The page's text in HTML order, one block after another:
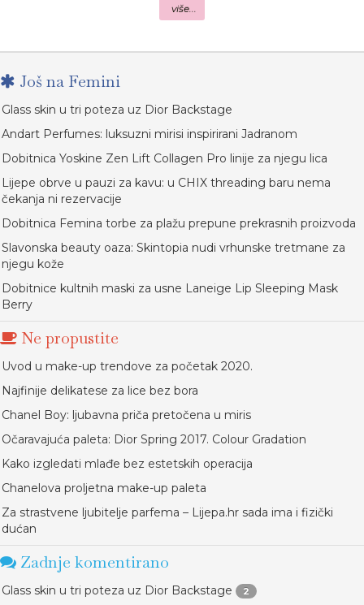
više...
Još na Femini
Glass skin u tri poteza uz Dior Backstage
Andart Perfumes: luksuzni mirisi inspirirani Jadranom
Dobitnica Yoskine Zen Lift Collagen Pro linije za njegu lica
Lijepe obrve u pauzi za kavu: u CHIX threading baru nema
čekanja ni rezervacije
Dobitnica Femina torbe za plažu prepune prekrasnih proizvoda
Slavonska beauty oaza: Skintopia nudi vrhunske tretmane za
njegu kože
Dobitnice kultnih maski za usne Laneige Lip Sleeping Mask
Berry
Ne propustite
Uvod u make-up trendove za početak 2020.
Najfinije delikatese za lice bez bora
Chanel Boy: ljubavna priča pretočena u miris
Očaravajuća paleta: Dior Spring 2017. Colour Gradation
Kako izgledati mlađe bez estetskih operacija
Chanelova proljetna make-up paleta
Za strastvene ljubitelje parfema – Lijepa.hr sada ima i fizički
dućan
Zadnje komentirano
Glass skin u tri poteza uz Dior Backstage 2